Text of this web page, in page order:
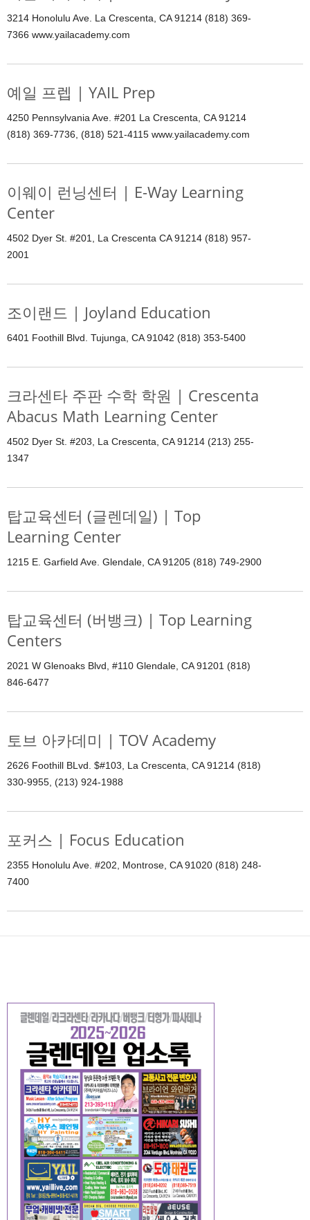
3214 Honolulu Ave. La Crescenta, CA 91214 (818) 369-
7366 www.yailacademy.com
예일 프렙 | YAIL Prep
4250 Pennsylvania Ave. #201 La Crescenta, CA 91214
(818) 369-7736, (818) 521-4115 www.yailacademy.com
이웨이 런닝센터 | E-Way Learning
Center
4502 Dyer St. #201, La Crescenta CA 91214 (818) 957-
2001
조이랜드 | Joyland Education
6401 Foothill Blvd. Tujunga, CA 91042 (818) 353-5400
크라센타 주판 수학 학원 | Crescenta
Abacus Math Learning Center
4502 Dyer St. #203, La Crescenta, CA 91214 (213) 255-
1347
탑교육센터 (글렌데일) | Top
Learning Center
1215 E. Garfield Ave. Glendale, CA 91205 (818) 749-2900
탑교육센터 (버뱅크) | Top Learning
Centers
2021 W Glenoaks Blvd, #110 Glendale, CA 91201 (818)
846-6477
토브 아카데미 | TOV Academy
2626 Foothill BLvd. $#103, La Crescenta, CA 91214 (818)
330-9955, (213) 924-1988
포커스 | Focus Education
2355 Honolulu Ave. #202, Montrose, CA 91020 (818) 248-
7400